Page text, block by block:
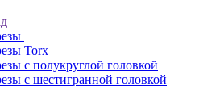
Torx
с полукруглой головкой
с шестигранной головкой